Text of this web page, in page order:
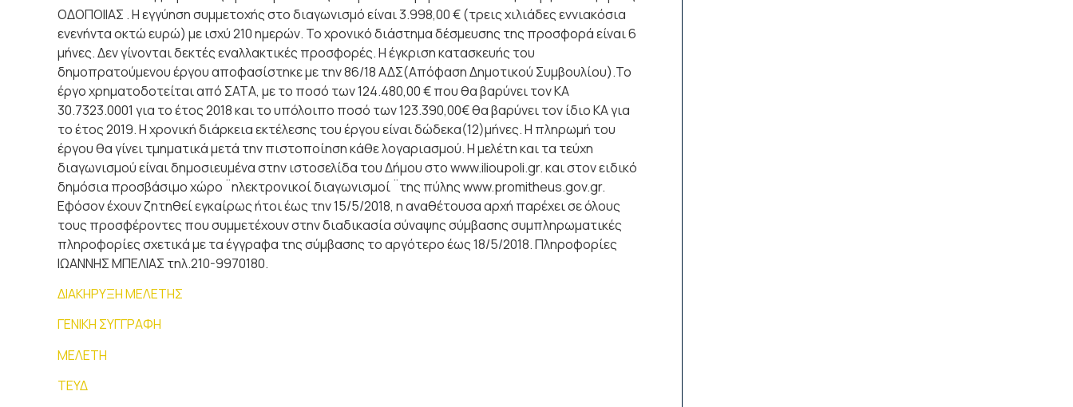
ΟΔΟΠΟΙΙΑΣ . Η εγγύηση συμμετοχής στο διαγωνισμό είναι 3.998,00 € (τρεις χιλιάδες εννιακόσια
ενενήντα οκτώ ευρώ) με ισχύ 210 ημερών. Το χρονικό διάστημα δέσμευσης της προσφορά είναι 6
μήνες. Δεν γίνονται δεκτές εναλλακτικές προσφορές. Η έγκριση κατασκευής του
δημοπρατούμενου έργου αποφασίστηκε με την 86/18 ΑΔΣ(Απόφαση Δημοτικού Συμβουλίου).Το
έργο χρηματοδοτείται από ΣΑΤΑ, με το ποσό των 124.480,00 € που θα βαρύνει τον ΚΑ
30.7323.0001 για το έτος 2018 και το υπόλοιπο ποσό των 123.390,00€ θα βαρύνει τον ίδιο ΚΑ για
το έτος 2019. Η χρονική διάρκεια εκτέλεσης του έργου είναι δώδεκα(12)μήνες. Η πληρωμή του
έργου θα γίνει τμηματικά μετά την πιστοποίηση κάθε λογαριασμού. Η μελέτη και τα τεύχη
διαγωνισμού είναι δημοσιευμένα στην ιστοσελίδα του Δήμου στο www.ilioupoli.gr. και στον ειδικό
δημόσια προσβάσιμο χώρο ¨ηλεκτρονικοί διαγωνισμοί ¨της πύλης www.promitheus.gov.gr.
Εφόσον έχουν ζητηθεί εγκαίρως ήτοι έως την 15/5/2018, η αναθέτουσα αρχή παρέχει σε όλους
τους προσφέροντες που συμμετέχουν στην διαδικασία σύναψης σύμβασης συμπληρωματικές
πληροφορίες σχετικά με τα έγγραφα της σύμβασης το αργότερο έως 18/5/2018. Πληροφορίες
ΙΩΑΝΝΗΣ ΜΠΕΛΙΑΣ τηλ.210-9970180.
ΔΙΑΚΗΡΥΞΗ ΜΕΛΕΤΗΣ
ΓΕΝΙΚΗ ΣΥΓΓΡΑΦΗ
ΜΕΛΕΤΗ
ΤΕΥΔ